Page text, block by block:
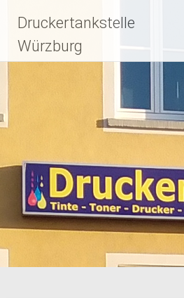
Inhalt
springen
Druckertankstelle
Würzburg